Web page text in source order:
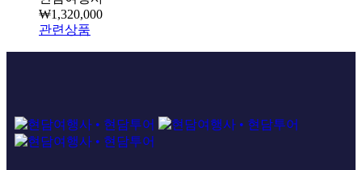
₩1,320,000
관련상품